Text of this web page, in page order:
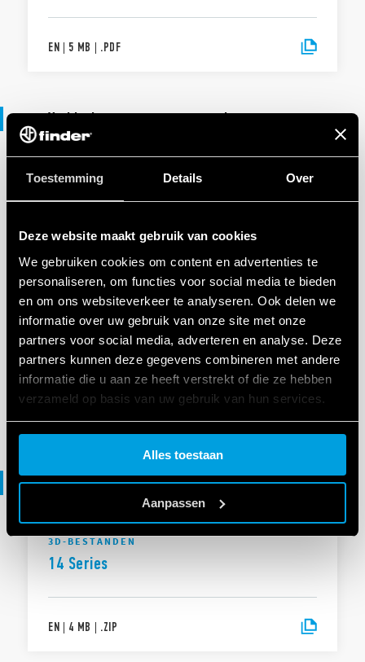
Toestemming Details Over
Deze website maakt gebruik van cookies
We gebruiken cookies om content en advertenties te
personaliseren, om functies voor social media te bieden
en om ons websiteverkeer te analyseren. Ook delen we
informatie over uw gebruik van onze site met onze
partners voor social media, adverteren en analyse. Deze
partners kunnen deze gegevens combineren met andere
informatie die u aan ze heeft verstrekt of die ze hebben
verzameld op basis van uw gebruik van hun services.
Cookie policy.
Alles toestaan
Aanpassen
EN | 5 MB | .PDF
Verklaring van overeenstemming
VERKLARING VAN OVEREENSTEMMING UKCA
UKCA 14 Series
EN|| .PDF
VERKLARING VAN OVEREENSTEMMING
DoC 14 Series
3D files
3D-BESTANDEN
14 Series
EN | 4 MB | .ZIP